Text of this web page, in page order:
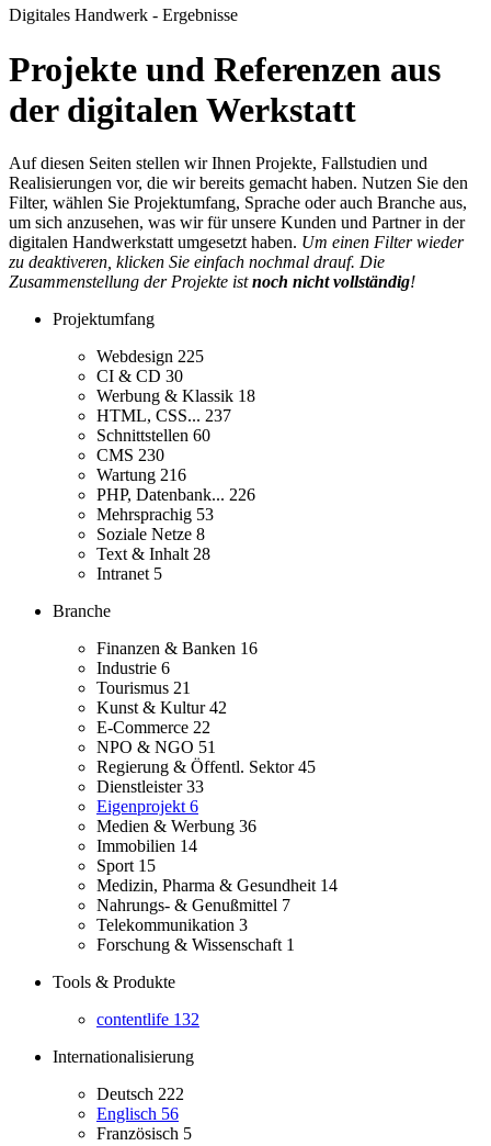
Digitales Handwerk - Ergebnisse
Projekte und Referenzen aus
der digitalen Werkstatt
Auf diesen Seiten stellen wir Ihnen Projekte, Fallstudien und
Realisierungen vor, die wir bereits gemacht haben. Nutzen Sie den
Filter, wählen Sie Projektumfang, Sprache oder auch Branche aus,
um sich anzusehen, was wir für unsere Kunden und Partner in der
digitalen Handwerkstatt umgesetzt haben. Um einen Filter wieder
zu deaktiveren, klicken Sie einfach nochmal drauf. Die
Zusammenstellung der Projekte istnoch nicht vollständig!
Projektumfang
Webdesign 225
CI & CD 30
Werbung & Klassik 18
HTML, CSS... 237
Schnittstellen 60
CMS 230
Wartung 216
PHP, Datenbank... 226
Mehrsprachig 53
Soziale Netze 8
Text & Inhalt 28
Intranet 5
Branche
Finanzen & Banken 16
Industrie 6
Tourismus 21
Kunst & Kultur42
E-Commerce 22
NPO & NGO 51
Regierung & Öffentl. Sektor45
Dienstleister33
Eigenprojekt 6
Medien & Werbung 36
Immobilien 14
Sport 15
Medizin, Pharma & Gesundheit 14
Nahrungs- & Genußmittel 7
Telekommunikation 3
Forschung & Wissenschaft 1
Tools & Produkte
contentlife 132
Internationalisierung
Deutsch 222
Englisch 56
Französisch 5